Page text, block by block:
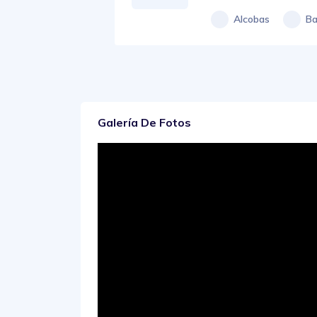
Alcobas
Galería De Fotos